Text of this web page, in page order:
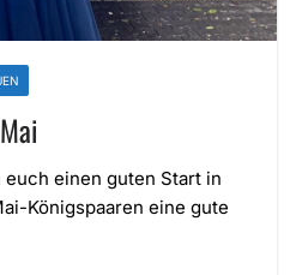
einen guten Start in
Königspaaren eine gute